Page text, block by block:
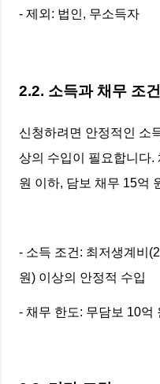
- 제외: 법인, 무소득자
2.2. 소득과 채무 조건
신청하려면 안정적인 소
상의 수입이 필요합니다.
원 이하, 담보 채무 15억
- 소득 조건: 최저생계비
원) 이상의 안정적 수입
- 채무 한도: 무담보 10억